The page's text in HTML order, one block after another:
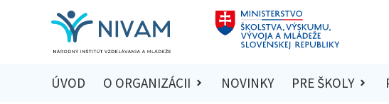
ÚVOD O ORGANIZÁCII NOVINKY PRE ŠKOLY